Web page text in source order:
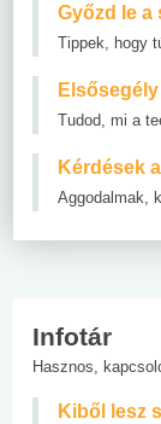
Győzd le a
Tippek, hogy
Tudod, mi a
Kérdések
Aggodalmak,
Infotár
Hasznos,
Kiből lesz